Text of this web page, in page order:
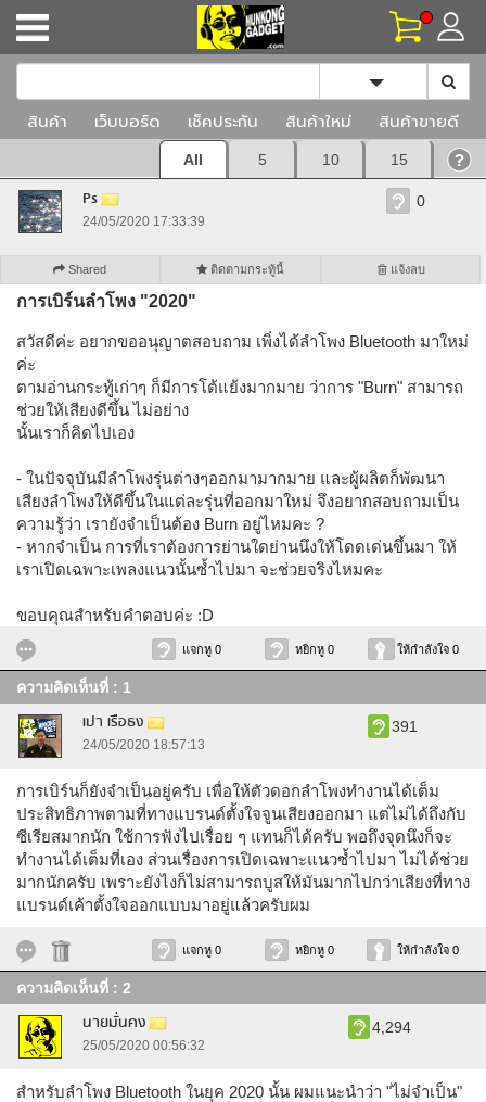
Toggle
สินค้า เว็บบอร์ด เช็คประกัน สินค้าใหม่ สินค้าขายดี
All 5 10 15
Ps
24/05/2020 17:33:39
0
Shared ติดตามกระทู้นี้ แจ้งลบ
การเบิร์นลำโพง "2020"
สวัสดีค่ะ อยากขออนุญาตสอบถาม เพิ่งได้ลำโพง Bluetooth มาใหม่
ค่ะ
ตามอ่านกระทู้เก่าๆ ก็มีการโต้แย้งมากมาย ว่าการ "Burn" สามารถ
ช่วยให้เสียงดีขึ้น ไม่อย่าง
นั้นเราก็คิดไปเอง
- ในปัจจุบันมีลำโพงรุ่นต่างๆออกมามากมาย และผู้ผลิตก็พัฒนา
เสียงลำโพงให้ดีขึ้นในแต่ละรุ่นที่ออกมาใหม่ จึงอยากสอบถามเป็น
ความรู้ว่า เรายังจำเป็นต้อง Burn อยู่ไหมคะ ?
- หากจำเป็น การที่เราต้องการย่านใดย่านนึงให้โดดเด่นขึ้นมา ให้
เราเปิดเฉพาะเพลงแนวนั้นซ้ำไปมา จะช่วยจริงไหมคะ
ขอบคุณสำหรับคำตอบค่ะ :D
แจกหู 0 หยิกหู 0 ให้กำลังใจ 0
ความคิดเห็นที่ : 1
เปา เรือธง
24/05/2020 18:57:13
391
การเบิร์นก็ยังจำเป็นอยู่ครับ เพื่อให้ตัวดอกลำโพงทำงานได้เต็ม
ประสิทธิภาพตามที่ทางแบรนด์ตั้งใจจูนเสียงออกมา แต่ไม่ได้ถึงกับ
ซีเรียสมากนัก ใช้การฟังไปเรื่อย ๆ แทนก็ได้ครับ พอถึงจุดนึงก็จะ
ทำงานได้เต็มที่เอง ส่วนเรื่องการเปิดเฉพาะแนวซ้ำไปมา ไม่ได้ช่วย
มากนักครับ เพราะยังไงก็ไม่สามารถบูสให้มันมากไปกว่าเสียงที่ทาง
แบรนด์เค้าตั้งใจออกแบบมาอยู่แล้วครับผม
แจกหู 0 หยิกหู 0 ให้กำลังใจ 0
ความคิดเห็นที่ : 2
นายมั่นคง
25/05/2020 00:56:32
4,294
สำหรับลำโพง Bluetooth ในยุค 2020 นั้น ผมแนะนำว่า "ไม่จำเป็น"